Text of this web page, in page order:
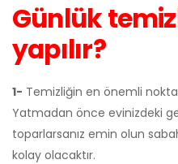
Günlük
yapılır?
1- Temizliğin en önemli
Yatmadan önce evinizdeki
toparlarsanız emin olun
kolay olacaktır.